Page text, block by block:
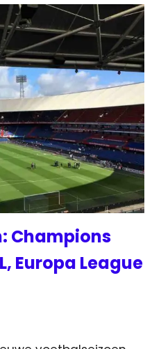
Champions
Europa League